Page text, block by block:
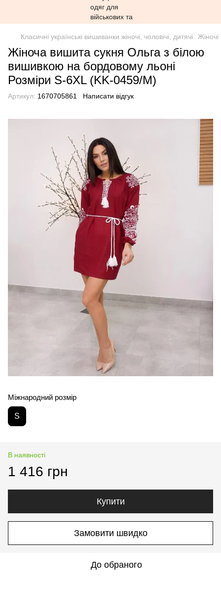
Класичні українські вишиванки жіночі, чоловічі, дитячі
Жіноча вишита сукня Ольга з білою
вишивкою на бордовому льоні
Розміри S-6XL (KK-0459/M)
Артикул: 1670705861 Написати відгук
Міжнародний розмір
S
В наявності
1 416 грн
Купити
Замовити швидко
До обраного